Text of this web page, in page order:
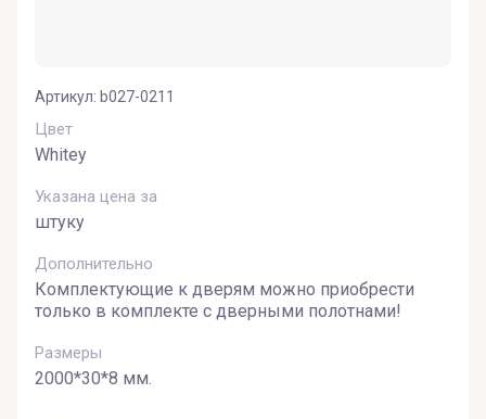
Артикул: b027-0211
Цвет
Whitey
Указана цена за
штуку
Дополнительно
Комплектующие к дверям можно приобрести
только в комплекте с дверными полотнами!
Размеры
2000*30*8 мм.